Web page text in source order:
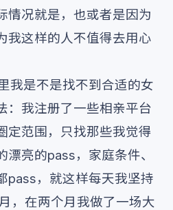
情况就是，也或者是因为
我这样的人不值得去用心
我是不是找不到合适的女
：我注册了一些相亲平台
定范围，只找那些我觉得
亮的pass，家庭条件、
pass，就这样每天我坚持
，在两个月我做了一场大